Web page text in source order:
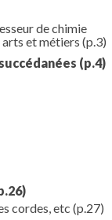
de chimie
et métiers (p.3)
(p.4)
cordes, etc (p.27)